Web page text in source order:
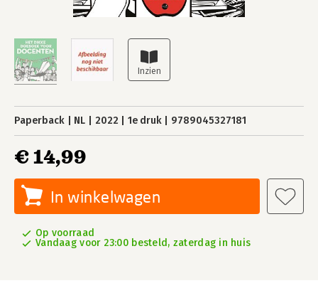
Paperback NL 2022 1e druk 9789045327181
€ 14,99
In winkelwagen
Op voorraad
Vandaag voor 23:00 besteld, zaterdag in huis